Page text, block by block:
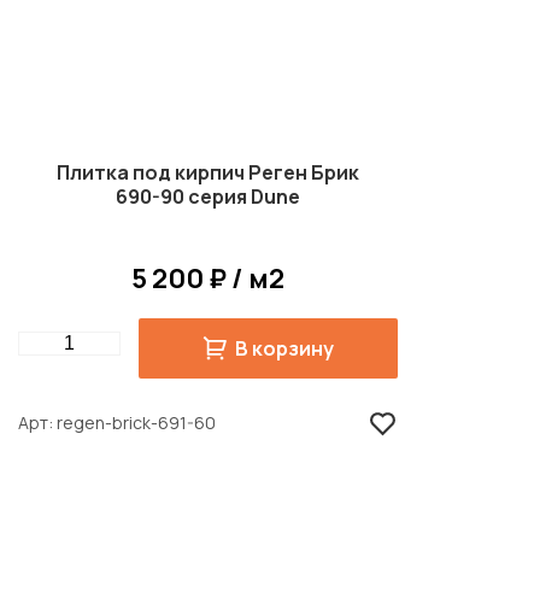
Плитка под кирпич Реген Брик
690-90 серия Dune
5 200 ₽ / м2
Quantity В корзину
Арт regen-brick-691-60